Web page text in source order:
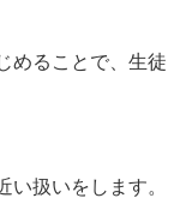
めることで、生徒
扱いをします。